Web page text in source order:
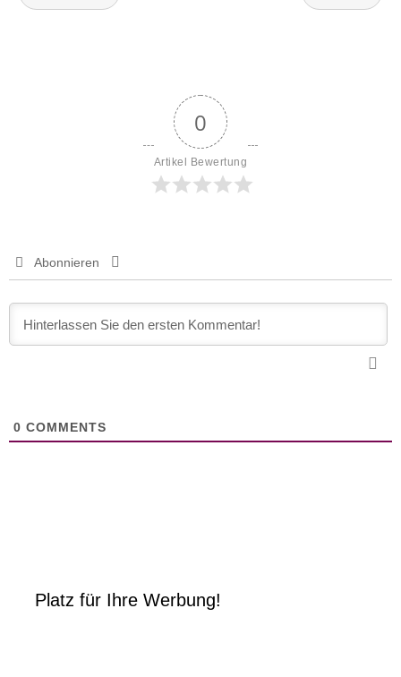
0
Artikel Bewertung
Abonnieren
0 COMMENTS
Platz für Ihre Werbung!